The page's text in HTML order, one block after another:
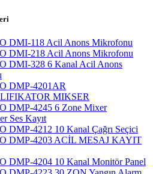
DMI-118 Acil Anons Mikrofonu
DMI-218 Acil Anons Mikrofonu
DMI-328 6 Kanal Acil Anons
DMP-4201AR
MIKSER
DMP-4245 6 Zone Mixer
Ses Kayıt
DMP-4212 10 Kanal Çağrı Seçici
DMP-4203 ACİL MESAJ KAYIT
DMP-4204 10 Kanal Monitör Panel